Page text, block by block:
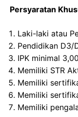
Persyaratan
Laki-laki atau
Pendidikan D3/
IPK minimal 3,00
Memiliki STR
Memiliki
Memiliki
Memiliki